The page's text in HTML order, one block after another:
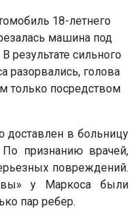
18-летнего
машина под
результате сильного
разорвались, голова
только посредством
в больницу
признанию врачей,
повреждений.
у Маркоса были
пар ребер.